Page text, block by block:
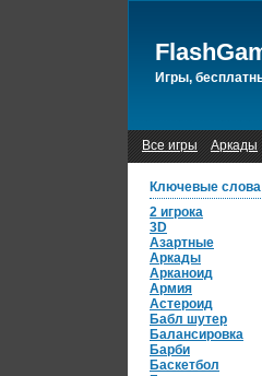
Игры,
Все игры Аркады
Ключевые слова
2 игрока
3D
Азартные
Аркады
Арканоид
Армия
Астероид
Бабл шутер
Балансировка
Барби
Баскетбол